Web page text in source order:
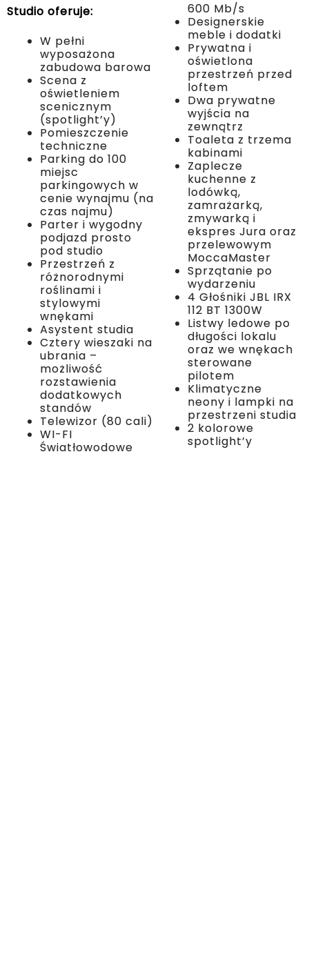
Studio oferuje:
W pełni
wyposażona
zabudowa barowa
Scena z
oświetleniem
scenicznym
(spotlight’y)
Pomieszczenie
techniczne
Parking do 100
miejsc
parkingowych w
cenie wynajmu (na
czas najmu)
Parter i wygodny
podjazd prosto
pod studio
Przestrzeń z
różnorodnymi
roślinami i
stylowymi
wnękami
Asystent studia
Cztery wieszaki na
ubrania –
możliwość
rozstawienia
dodatkowych
standów
Telewizor (80 cali)
WI-FI
Światłowodowe
600 Mb/s
Designerskie
meble i dodatki
Prywatna i
oświetlona
przestrzeń przed
loftem
Dwa prywatne
wyjścia na
zewnątrz
Toaleta z trzema
kabinami
Zaplecze
kuchenne z
lodówką,
zamrażarką,
zmywarką i
ekspres Jura oraz
przelewowym
MoccaMaster
Sprzątanie po
wydarzeniu
4 Głośniki JBL IRX
112 BT 1300W
Listwy ledowe po
długości lokalu
oraz we wnękach
sterowane
pilotem
Klimatyczne
neony i lampki na
przestrzeni studia
2 kolorowe
spotlight’y